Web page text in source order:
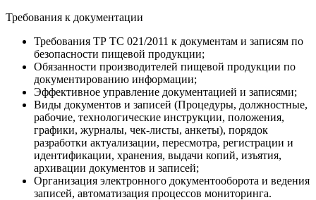
Требования к документации
Требования ТР ТС 021/2011 к документам и записям по
безопасности пищевой продукции;
Обязанности производителей пищевой продукции по
документированию информации;
Эффективное управление документацией и записями;
Виды документов и записей (Процедуры, должностные,
рабочие, технологические инструкции, положения,
графики, журналы, чек-листы, анкеты), порядок
разработки актуализации, пересмотра, регистрации и
идентификации, хранения, выдачи копий, изъятия,
архивации документов и записей;
Организация электронного документооборота и ведения
записей, автоматизация процессов мониторинга.